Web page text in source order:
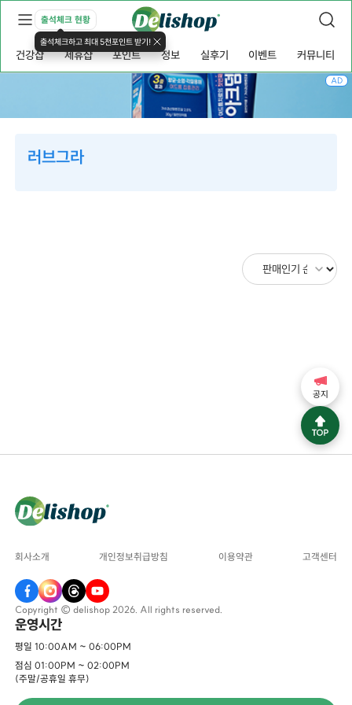
출석체크 현황
출석체크하고 최대 5천포인트 받기!
건강샵 제휴샵 포인트 정보 실후기 이벤트 커뮤니티
러브그라
AD
회사소개 개인정보취급방침 이용약관 고객센터
Copyright © delishop 2026. All rights reserved.
운영시간
평일 10:00AM ~ 06:00PM
점심 01:00PM ~ 02:00PM
(주말/공휴일 휴무)
공지